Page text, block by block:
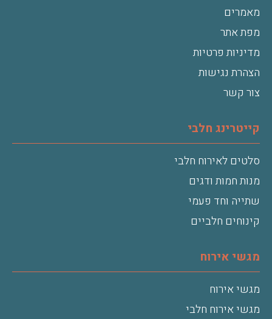
מאמרים
מפת אתר
מדיניות פרטיות
הצהרת נגישות
צור קשר
קייטרינג חלבי
סלטים לאירוח חלבי
מנות חמות ודגים
שתייה וחד פעמי
קינוחים חלביים
מגשי אירוח
מגשי אירוח
מגשי אירוח חלבי